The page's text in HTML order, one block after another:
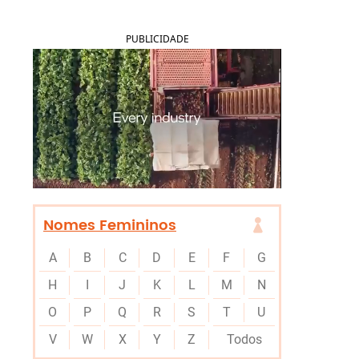
PUBLICIDADE
Nomes Femininos
A B C D E F
G
H
I J K L M
N
O
P Q R S T
U
V
W X Y Z Todos